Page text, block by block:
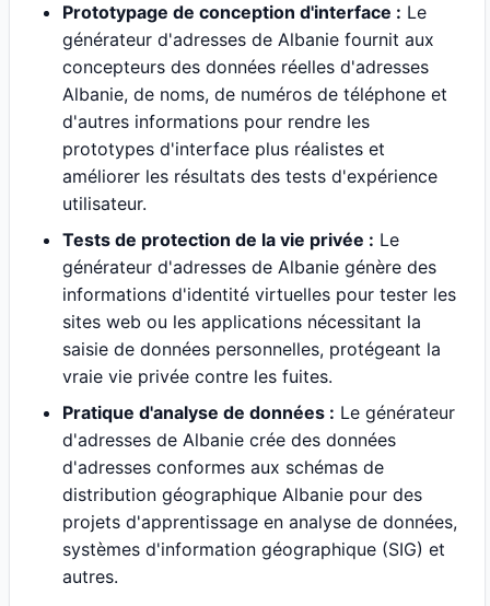
Prototypage de conception d'interface : Le
générateur d'adresses de Albanie fournit aux
concepteurs des données réelles d'adresses
Albanie, de noms, de numéros de téléphone et
d'autres informations pour rendre les
prototypes d'interface plus réalistes et
améliorer les résultats des tests d'expérience
utilisateur.
Tests de protection de la vie privée : Le
générateur d'adresses de Albanie génère des
informations d'identité virtuelles pour tester les
sites web ou les applications nécessitant la
saisie de données personnelles, protégeant la
vraie vie privée contre les fuites.
Pratique d'analyse de données : Le générateur
d'adresses de Albanie crée des données
d'adresses conformes aux schémas de
distribution géographique Albanie pour des
projets d'apprentissage en analyse de données,
systèmes d'information géographique (SIG) et
autres.